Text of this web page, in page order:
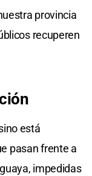
provincia
recuperen
está
pasan frente a
impedidas